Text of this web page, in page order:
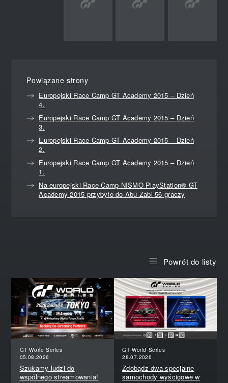
Powiązane strony
Europejski Race Camp GT Academy 2015 – Dzień
4.
Europejski Race Camp GT Academy 2015 – Dzień
3.
Europejski Race Camp GT Academy 2015 – Dzień
2.
Europejski Race Camp GT Academy 2015 – Dzień
1.
Na europejski Race Camp NISMO PlayStation® GT
Academy 2015 przybyło do Abu Zabi 56 graczy
Powrót do listy
GT World Series
05.08.2026
Szukamy ludzi do
wspólnego streamowania!
GT World Series
28.07.2026
Zdobądź dwa specjalne
samochody wyścigowe w